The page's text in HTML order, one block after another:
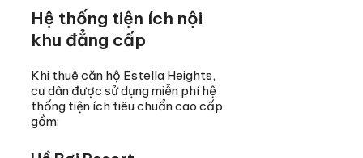
Hệ thống tiện ích nội
khu đẳng cấp
Khi thuê căn hộ Estella Heights,
cư dân được sử dụng miễn phí hệ
thống tiện ích tiêu chuẩn cao cấp
gồm: